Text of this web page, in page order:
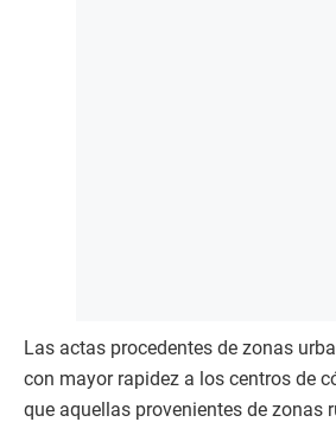
Las actas procedentes de zonas
con mayor rapidez a los centros de
que aquellas provenientes de zonas